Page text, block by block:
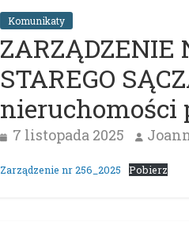
Komunikaty
ZARZĄDZENIE
STAREGO
nieruchomości
7 listopada 2025
Zarządzenie nr 256_2025 Pobierz